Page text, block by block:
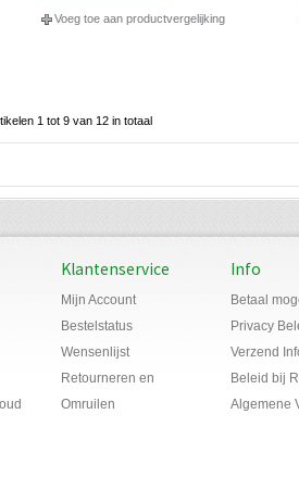
Voeg toe aan productvergelijking
1 tot 9 van 12 in totaal
Klantenservice
Mijn Account
Bestelstatus
Wensenlijst
Retourneren en
Omruilen
Info
Betaal
Privacy
Verzend
Beleid bij
Algemene